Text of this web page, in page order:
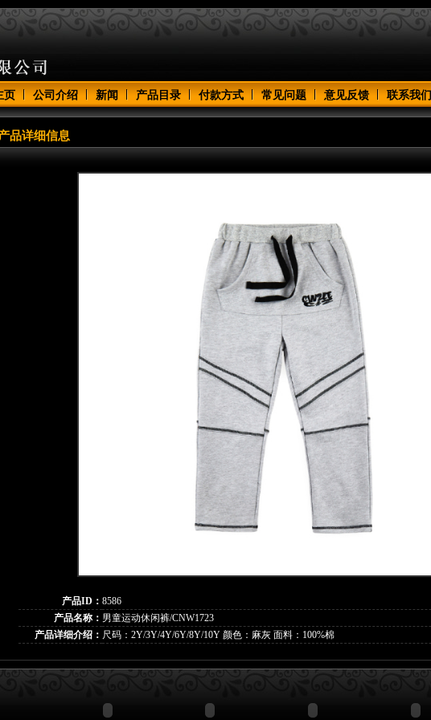
页 公司介绍 新闻 产品目录 付款方式 常见问题 意见反馈 联系我们
品详细信息
产品ID： 8586
产品名称： 男童运动休闲裤/CNW1723
产品详细介绍： 尺码：2Y/3Y/4Y/6Y/8Y/10Y 颜色：麻灰 面料：100%棉